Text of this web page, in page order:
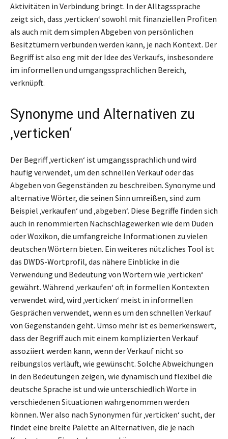
Aktivitäten in Verbindung bringt. In der Alltagssprache
zeigt sich, dass ‚verticken‘ sowohl mit finanziellen Profiten
als auch mit dem simplen Abgeben von persönlichen
Besitztümern verbunden werden kann, je nach Kontext. Der
Begriff ist also eng mit der Idee des Verkaufs, insbesondere
im informellen und umgangssprachlichen Bereich,
verknüpft.
Synonyme und Alternativen zu
‚verticken‘
Der Begriff ‚verticken‘ ist umgangssprachlich und wird
häufig verwendet, um den schnellen Verkauf oder das
Abgeben von Gegenständen zu beschreiben. Synonyme und
alternative Wörter, die seinen Sinn umreißen, sind zum
Beispiel ‚verkaufen‘ und ‚abgeben‘. Diese Begriffe finden sich
auch in renommierten Nachschlagewerken wie dem Duden
oder Woxikon, die umfangreiche Informationen zu vielen
deutschen Wörtern bieten. Ein weiteres nützliches Tool ist
das DWDS-Wortprofil, das nähere Einblicke in die
Verwendung und Bedeutung von Wörtern wie ‚verticken‘
gewährt. Während ‚verkaufen‘ oft in formellen Kontexten
verwendet wird, wird ‚verticken‘ meist in informellen
Gesprächen verwendet, wenn es um den schnellen Verkauf
von Gegenständen geht. Umso mehr ist es bemerkenswert,
dass der Begriff auch mit einem komplizierten Verkauf
assoziiert werden kann, wenn der Verkauf nicht so
reibungslos verläuft, wie gewünscht. Solche Abweichungen
in den Bedeutungen zeigen, wie dynamisch und flexibel die
deutsche Sprache ist und wie unterschiedlich Worte in
verschiedenen Situationen wahrgenommen werden
können. Wer also nach Synonymen für ‚verticken‘ sucht, der
findet eine breite Palette an Alternativen, die je nach